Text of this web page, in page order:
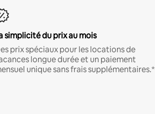
simplicité du prix au mois
prix spéciaux pour les locations de
longue durée et un paiement
unique sans frais supplémentaires.*